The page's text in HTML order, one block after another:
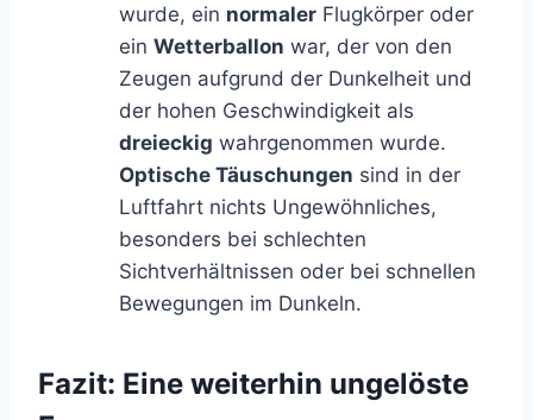
wurde, ein normaler Flugkörper oder
ein Wetterballon war, der von den
Zeugen aufgrund der Dunkelheit und
der hohen Geschwindigkeit als
dreieckig wahrgenommen wurde.
Optische Täuschungen sind in der
Luftfahrt nichts Ungewöhnliches,
besonders bei schlechten
Sichtverhältnissen oder bei schnellen
Bewegungen im Dunkeln.
Fazit: Eine weiterhin ungelöste